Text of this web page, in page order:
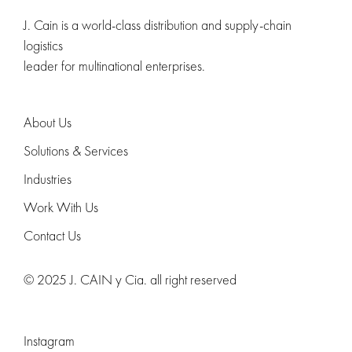
J. Cain is a world-class distribution and supply-chain
logistics
leader for multinational enterprises.
About Us
Solutions & Services
Industries
Work With Us
Contact Us
© 2025 J. CAIN y Cia. all right reserved
Instagram